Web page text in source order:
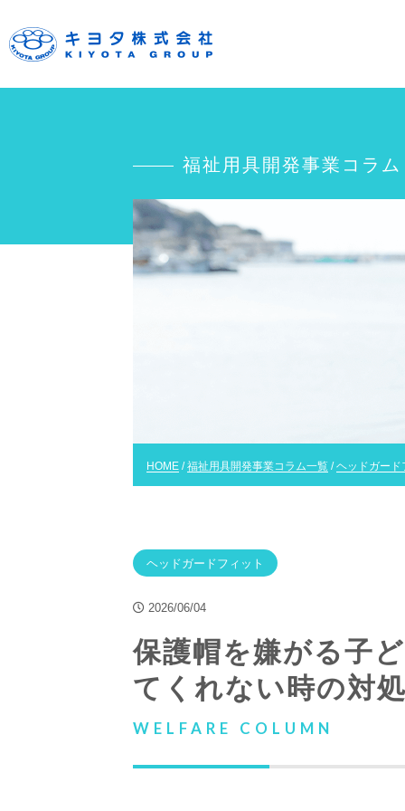
福祉用具開発事業コラム
HOME /福祉用具開発事業コラム一覧 /ヘッドガード
ヘッドガードフィット
2026/06/04
保護帽を嫌がる子
てくれない時の対
WELFARE COLUMN